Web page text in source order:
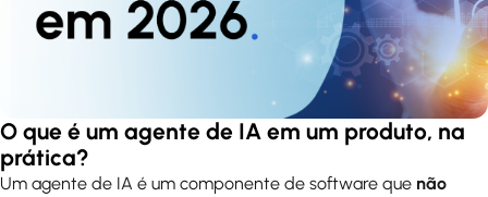
O que é um agente de IA em um produto, na
prática?
Um agente de IA é um componente de software que não